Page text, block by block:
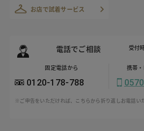
お店で試着サービス
電話でご相談 受付
固定電話から
0120-178-788
携帯・
※ご申告をいただければ、こちらから折り返しお電話い